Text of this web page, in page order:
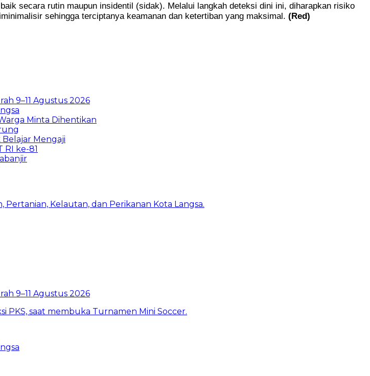
secara rutin maupun insidentil (sidak). Melalui langkah deteksi dini ini, diharapkan risiko
sehingga terciptanya keamanan dan ketertiban yang maksimal. (Red)
9–11 Agustus 2026
Minta Dihentikan
Belajar Mengaji
RI ke-81
9–11 Agustus 2026